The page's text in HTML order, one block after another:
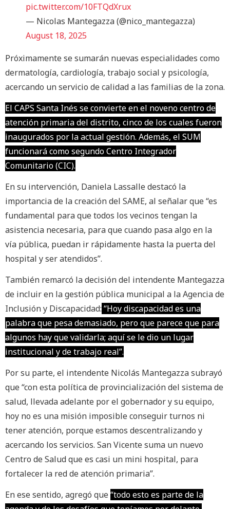
pic.twitter.com/10FTQdXrux
— Nicolas Mantegazza (@nico_mantegazza)
August 18, 2025
Próximamente se sumarán nuevas especialidades como
dermatología, cardiología, trabajo social y psicología,
acercando un servicio de calidad a las familias de la zona.
El CAPS Santa Inés se convierte en el noveno centro de
atención primaria del distrito, cinco de los cuales fueron
inaugurados por la actual gestión. Además, el SUM
funcionará como segundo Centro Integrador
Comunitario (CIC).
En su intervención, Daniela Lassalle destacó la
importancia de la creación del SAME, al señalar que “es
fundamental para que todos los vecinos tengan la
asistencia necesaria, para que cuando pasa algo en la
vía pública, puedan ir rápidamente hasta la puerta del
hospital y ser atendidos”.
También remarcó la decisión del intendente Mantegazza
de incluir en la gestión pública municipal a la Agencia de
Inclusión y Discapacidad: “Hoy discapacidad es una
palabra que pesa demasiado, pero que parece que para
algunos hay que validarla; aquí se le dio un lugar
institucional y de trabajo real”.
Por su parte, el intendente Nicolás Mantegazza subrayó
que “con esta política de provincialización del sistema de
salud, llevada adelante por el gobernador y su equipo,
hoy no es una misión imposible conseguir turnos ni
tener atención, porque estamos descentralizando y
acercando los servicios. San Vicente suma un nuevo
Centro de Salud que es casi un mini hospital, para
fortalecer la red de atención primaria”.
En ese sentido, agregó que“todo esto es parte de la